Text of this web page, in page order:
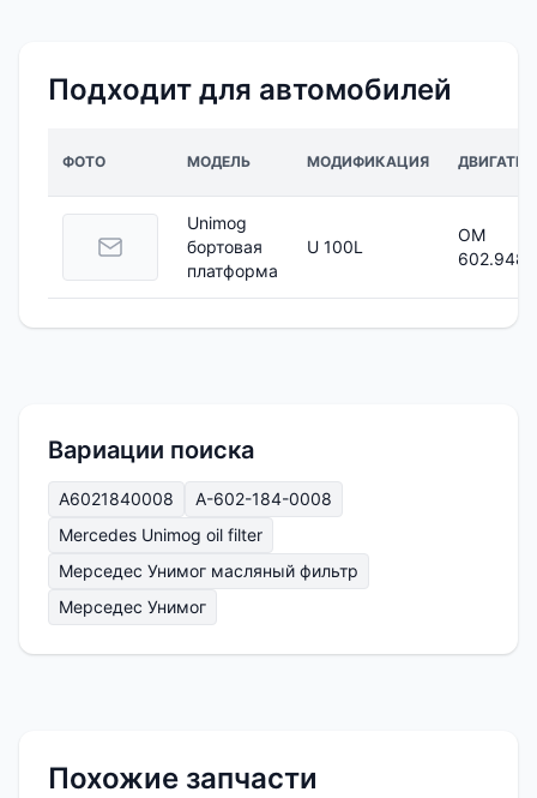
Подходит для автомобилей
ФОТО МОДЕЛЬ МОДИФИКАЦИЯ
Unimog
бортовая
платформа
U 100L
OM
602.948
Вариации поиска
A6021840008
A-602-184-0008
Mercedes Unimog oil filter
Мерседес Унимог масляный фильтр
Мерседес Унимог
Похожие запчасти